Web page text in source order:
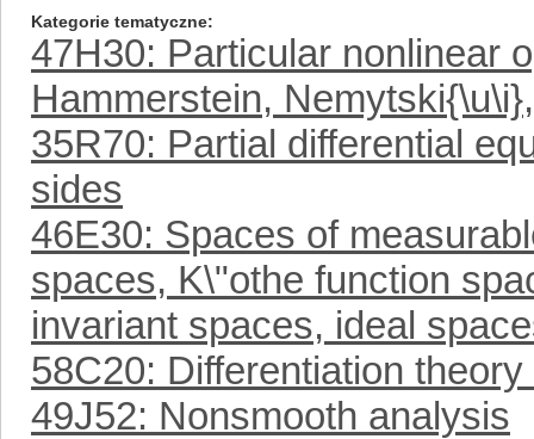
Kategorie tematyczne
47H30: Particular nonlinear
Hammerstein,
35R70: Partial differential
sides
46E30: Spaces of
spaces, K\"othe function
invariant spaces, ideal
58C20: Differentiation
49J52: Nonsmooth analysis